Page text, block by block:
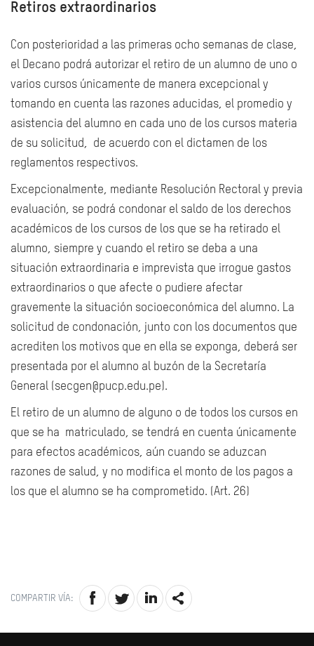
Retiros extraordinarios
Con posterioridad a las primeras ocho semanas de clase,
el Decano podrá autorizar el retiro de un alumno de uno o
varios cursos únicamente de manera excepcional y
tomando en cuenta las razones aducidas, el promedio y
asistencia del alumno en cada uno de los cursos materia
de su solicitud, de acuerdo con el dictamen de los
reglamentos respectivos.
Excepcionalmente, mediante Resolución Rectoral y previa
evaluación, se podrá condonar el saldo de los derechos
académicos de los cursos de los que se ha retirado el
alumno, siempre y cuando el retiro se deba a una
situación extraordinaria e imprevista que irrogue gastos
extraordinarios o que afecte o pudiere afectar
gravemente la situación socioeconómica del alumno. La
solicitud de condonación, junto con los documentos que
acrediten los motivos que en ella se exponga, deberá ser
presentada por el alumno al buzón de la Secretaría
General (secgen@pucp.edu.pe).
El retiro de un alumno de alguno o de todos los cursos en
que se ha matriculado, se tendrá en cuenta únicamente
para efectos académicos, aún cuando se aduzcan
razones de salud, y no modifica el monto de los pagos a
los que el alumno se ha comprometido. (Art. 26)
COMPARTIR VÍA: